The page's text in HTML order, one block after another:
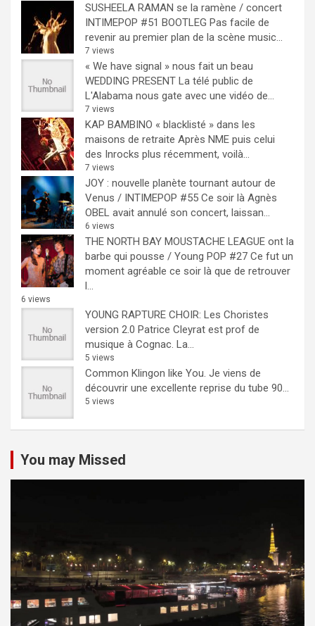
SUSHEELA RAMAN se la ramène / concert
INTIMEPOP #51 BOOTLEG Pas facile de
revenir au premier plan de la scène music...
7 views
« We have signal » nous fait un beau
WEDDING PRESENT La télé public de
L'Alabama nous gate avec une vidéo de...
7 views
KAP BAMBINO « blacklisté » dans les
maisons de retraite Après NME puis celui
des Inrocks plus récemment, voilà...
7 views
JOY : nouvelle planète tournant autour de
Venus / INTIMEPOP #55 Ce soir là Agnès
OBEL avait annulé son concert, laissan...
6 views
THE NORTH BAY MOUSTACHE LEAGUE ont la
barbe qui pousse / Young POP #27 Ce fut un
moment agréable ce soir là que de retrouver
l...
6 views
YOUNG RAPTURE CHOIR: Les Choristes
version 2.0 Patrice Cleyrat est prof de
musique à Cognac. La...
5 views
Common Klingon like You. Je viens de
découvrir une excellente reprise du tube 90...
5 views
You may Missed